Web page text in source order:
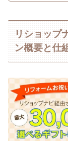
リショップ
ン概要と仕